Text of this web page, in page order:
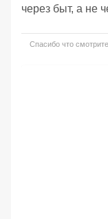
через быт, а не
Спасибо что